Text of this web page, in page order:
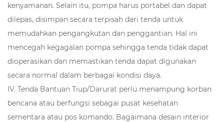
kenyamanan. Selain itu, pompa harus portabel dan dapat
dilepas, disimpan secara terpisah dari tenda untuk
memudahkan pengangkutan dan penggantian. Hal ini
mencegah kegagalan pompa sehingga tenda tidak dapat
dioperasikan dan memastikan tenda dapat digunakan
secara normal dalam berbagai kondisi daya.
IV. Tenda Bantuan Tiup/Darurat perlu menampung korban
bencana atau berfungsi sebagai pusat kesehatan
sementara atau pos komando. Bagaimana desain interior